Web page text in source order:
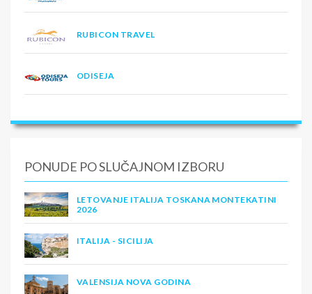
RUBICON TRAVEL
ODISEJA
PONUDE PO SLUČAJNOM IZBORU
LETOVANJE ITALIJA TOSKANA MONTEKATINI
2026
ITALIJA - SICILIJA
VALENSIJA NOVA GODINA